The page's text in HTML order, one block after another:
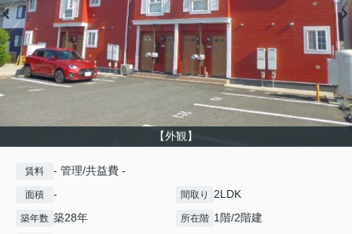
【外観】
賃料 - 管理/共益費 -
面積 - 間取り 2LDK
築年数 築28年 所在階 1階/2階建